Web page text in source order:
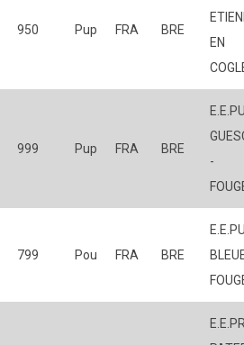
950 Pup FRA BRE
EN
999 Pup FRA BRE
-
799 Pou FRA BRE